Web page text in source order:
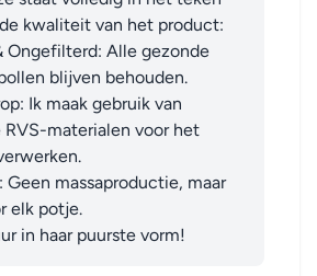
kwaliteit van het product:
Ongefilterd: Alle gezonde
blijven behouden.
Ik maak gebruik van
RVS-materialen voor het
Geen massaproductie, maar
elk potje.
in haar puurste vorm!